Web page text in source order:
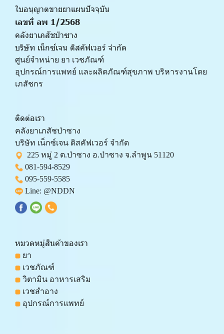
ใบอนุญาตขายยาแผนปัจจุบัน
เลขที่ ลพ 1/2568
คลังยาเภสัชป่าซาง
บริษัท เน็กซ์เจน ดิสคัฟเวอร์ จำกัด
ศูนย์จำหน่าย ยา เวชภัณฑ์
﻿อุปกรณ์การแพทย์ และผลิตภัณฑ์สุขภาพ บริหารงานโดย
เภสัชกร
ติดต่อเรา
คลังยาเภสัชป่าซาง
บริษัท เน็กซ์เจน ดิสคัฟเวอร์ จำกัด
225 หมู่ 2 ต.ป่าซาง อ.ป่าซาง จ.ลำพูน 51120
081-594-8529
095-559-5585
Line: @NDDN
หมวดหมู่สินค้าของเรา
ยา
เวชภัณฑ์
วิตามิน อาหารเสริม
เวชสำอาง
อุปกรณ์การแพทย์